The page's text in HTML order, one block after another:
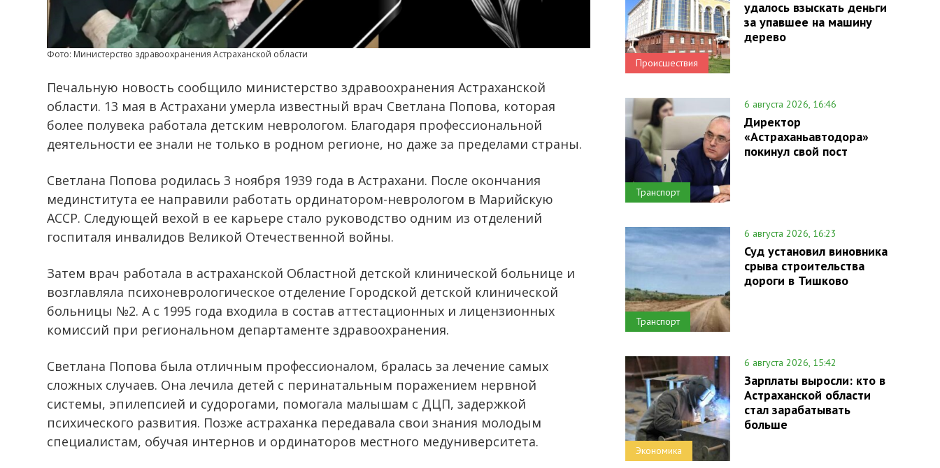
Фото: Министерство здравоохранения Астраханской области
Печальную новость сообщило министерство здравоохранения Астраханской
области. 13 мая в Астрахани умерла известный врач Светлана Попова, которая
более полувека работала детским неврологом. Благодаря профессиональной
деятельности ее знали не только в родном регионе, но даже за пределами страны.
Светлана Попова родилась 3 ноября 1939 года в Астрахани. После окончания
мединститута ее направили работать ординатором-неврологом в Марийскую
АССР. Следующей вехой в ее карьере стало руководство одним из отделений
госпиталя инвалидов Великой Отечественной войны.
Затем врач работала в астраханской Областной детской клинической больнице и
возглавляла психоневрологическое отделение Городской детской клинической
больницы №2. А с 1995 года входила в состав аттестационных и лицензионных
комиссий при региональном департаменте здравоохранения.
Светлана Попова была отличным профессионалом, бралась за лечение самых
сложных случаев. Она лечила детей с перинатальным поражением нервной
системы, эпилепсией и судорогами, помогала малышам с ДЦП, задержкой
психического развития. Позже астраханка передавала свои знания молодым
специалистам, обучая интернов и ординаторов местного медуниверситета.
Происшествия
удалось взыскать деньги
за упавшее на машину
дерево
Транспорт
6 августа 2026, 16:46
Директор
«Астраханьавтодора»
покинул свой пост
Транспорт
6 августа 2026, 16:23
Суд установил виновника
срыва строительства
дороги в Тишково
Экономика
6 августа 2026, 15:42
Зарплаты выросли: кто в
Астраханской области
стал зарабатывать
больше